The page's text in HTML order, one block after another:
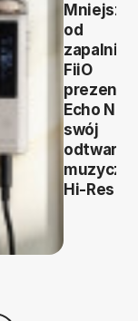
Mniejszy
od
FiiO
Echo
swój
Hi-Res